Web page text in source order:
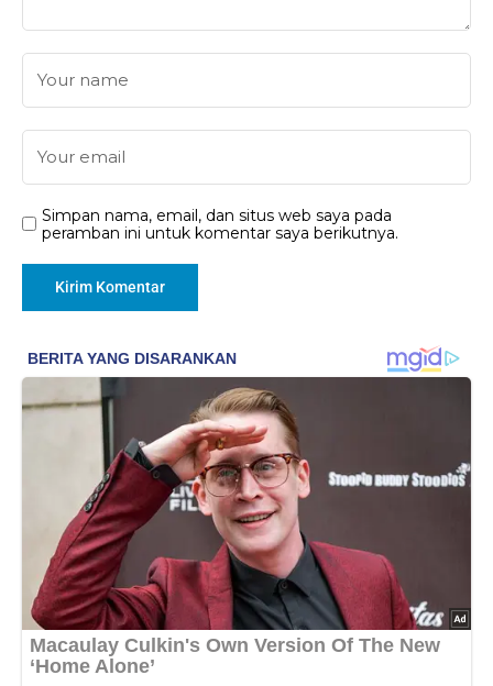
Simpan nama, email, dan situs web saya pada
peramban ini untuk komentar saya berikutnya.